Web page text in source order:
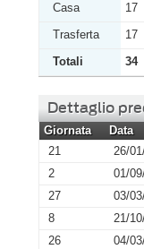
Casa
17
Trasferta
17
Totali
34
Dettaglio
Giornata Data
21
26/
2
01/
27
03/
8
21/
26
04/